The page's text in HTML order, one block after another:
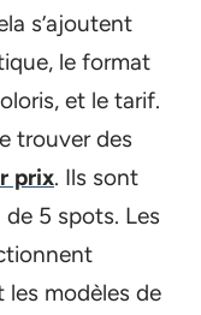
s’ajoutent
le format
et le tarif.
trouver des
prix. Ils sont
5 spots. Les
les modèles de